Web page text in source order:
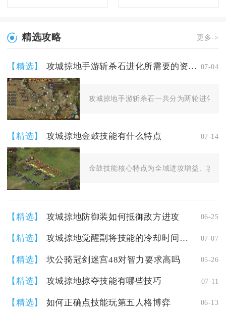
精选攻略 更多->
【精选】 攻城掠地手游斩杀石进化所需要的资源是什么 07-04
攻城掠地手游斩杀石一共分为两轮进化，
【精选】 攻城掠地金鼓技能有什么特点 07-14
金鼓技能核心特点为全域进攻增益、攻防
【精选】 攻城掠地防御装如何抵御敌方进攻 06-25
【精选】 攻城掠地觉醒副将技能的冷却时间是多久 07-07
【精选】 坎公骑冠剑迷宫48对智力要求高吗 05-26
【精选】 攻城掠地掠夺技能有哪些技巧 07-11
【精选】 如何正确点技能玩第五人格博弈 06-13